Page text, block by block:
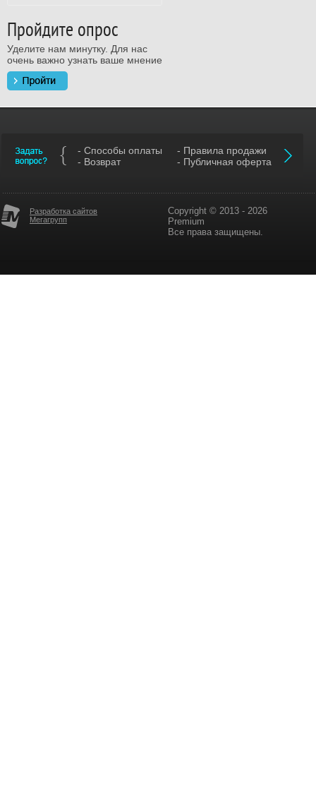
Пройдите опрос
Уделите нам минутку. Для нас
очень важно узнать ваше мнение
Copyright © 2013 - 2026
Premium
Все права защищены.
Разработка сайтов
Мегагрупп
- Способы оплаты
- Возврат
- Правила продажи
- Публичная оферта